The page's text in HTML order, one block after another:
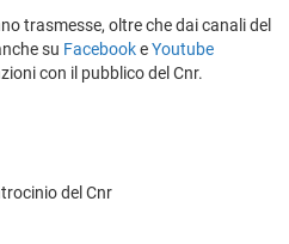
trasmesse, oltre che dai canali del
su FacebookeYoutube
con il pubblico del Cnr.
del Cnr